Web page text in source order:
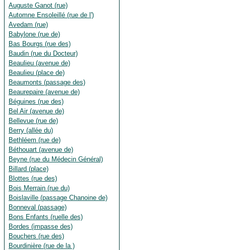
Auguste Ganot (rue)
Automne Ensoleillé (rue de l')
Avedam (rue)
Babylone (rue de)
Bas Bourgs (rue des)
Baudin (rue du Docteur)
Beaulieu (avenue de)
Beaulieu (place de)
Beaumonts (passage des)
Beaurepaire (avenue de)
Béguines (rue des)
Bel Air (avenue de)
Bellevue (rue de)
Berry (allée du)
Bethléem (rue de)
Béthouart (avenue de)
Beyne (rue du Médecin Général)
Billard (place)
Blottes (rue des)
Bois Merrain (rue du)
Boislaville (passage Chanoine de)
Bonneval (passage)
Bons Enfants (ruelle des)
Bordes (impasse des)
Bouchers (rue des)
Bourdinière (rue de la )